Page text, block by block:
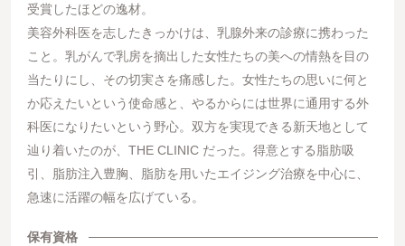
受賞したほどの逸材。
美容外科医を志したきっかけは、乳腺外来の診療に携わった
こと。乳がんで乳房を摘出した女性たちの美への情熱を目の
当たりにし、その切実さを痛感した。女性たちの思いに何と
か応えたいという使命感と、やるからには世界に通用する外
科医になりたいという野心。双方を実現できる新天地として
辿り着いたのが、THE CLINIC だった。得意とする脂肪吸
引、脂肪注入豊胸、脂肪を用いたエイジング治療を中心に、
急速に活躍の幅を広げている。
保有資格